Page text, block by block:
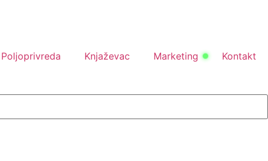
Poljoprivreda Knjaževac Marketing Kontakt